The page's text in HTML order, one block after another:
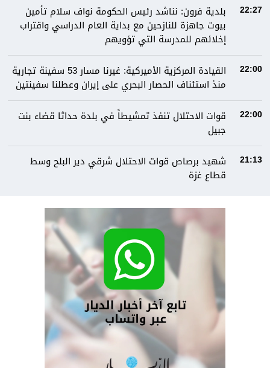
22:27
بلدية فرون: نناشد رئيس الحكومة نواف سلام تأمين
بيوت جاهزة للنازحين مع بداية العام الدراسي واقتراب
إخلائهم للمدرسة التي تؤويهم
22:00
القيادة المركزية الأميركية: غيرنا مسار 53 سفينة تجارية
منذ استئناف الحصار البحري على إيران وعطلنا سفينتين
22:00
قوات الاحتلال تنفذ تمشيطاً في بلدة حداثا قضاء بنت
جبيل
21:13
شهيد برصاص قوات الاحتلال شرقي دير البلح وسط
قطاع غزة